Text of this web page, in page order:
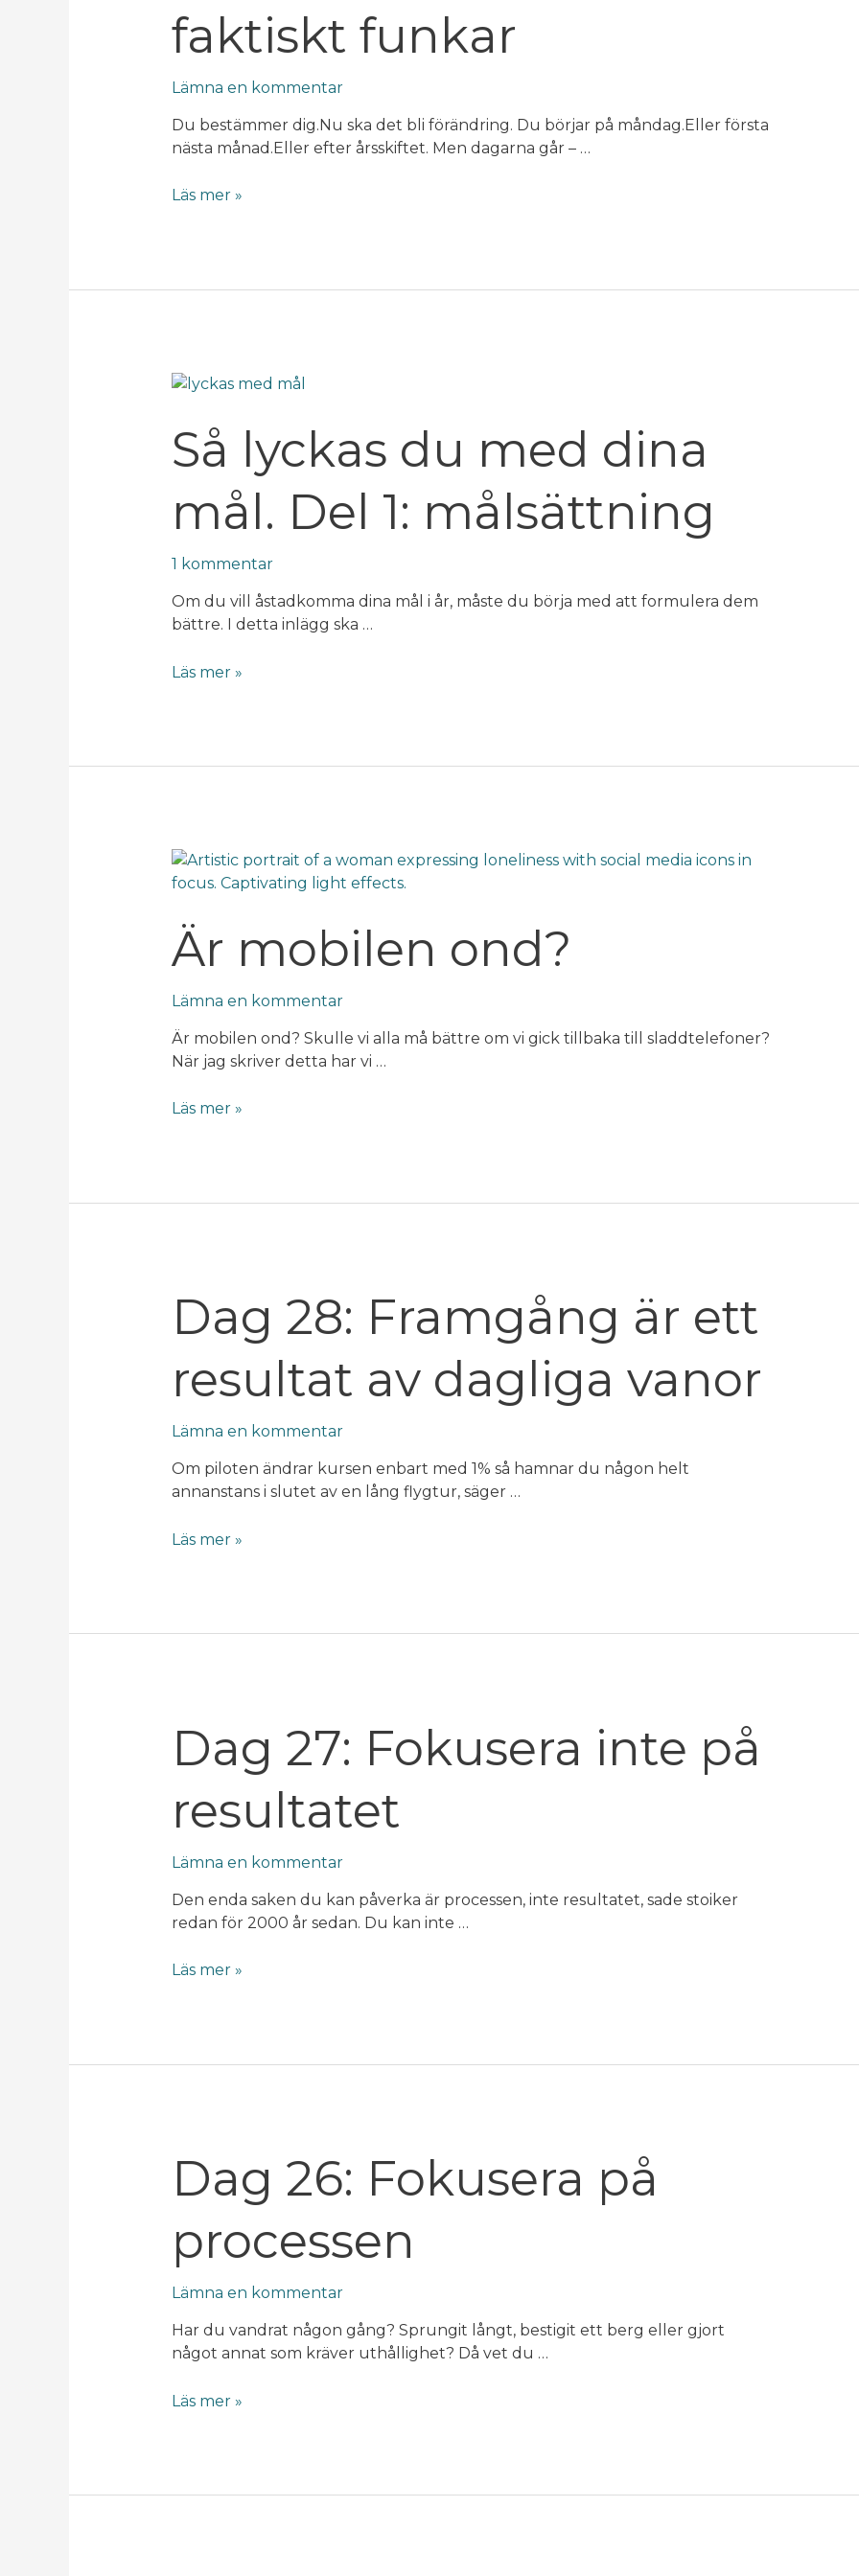
faktiskt funkar
Lämna en kommentar
Du bestämmer dig.Nu ska det bli förändring. Du börjar på måndag.Eller första
nästa månad.Eller efter årsskiftet. Men dagarna går – …
Läs mer »
Så lyckas du med dina
mål. Del 1: målsättning
1 kommentar
Om du vill åstadkomma dina mål i år, måste du börja med att formulera dem
bättre. I detta inlägg ska …
Så
du
med
målsättning
Läs mer »
Är mobilen ond?
Lämna en kommentar
Är mobilen ond? Skulle vi alla må bättre om vi gick tillbaka till sladdtelefoner?
När jag skriver detta har vi …
Är
mobilen
Läs mer »
Dag 28: Framgång är ett
resultat av dagliga vanor
Lämna en kommentar
Om piloten ändrar kursen enbart med 1% så hamnar du någon helt
annanstans i slutet av en lång flygtur, säger …
Dag
Framgång
ett
av
vanor
Läs mer »
Dag 27: Fokusera inte på
resultatet
Lämna en kommentar
Den enda saken du kan påverka är processen, inte resultatet, sade stoiker
redan för 2000 år sedan. Du kan inte …
på
Läs mer »
Dag 26: Fokusera på
processen
Lämna en kommentar
Har du vandrat någon gång? Sprungit långt, bestigit ett berg eller gjort
något annat som kräver uthållighet? Då vet du …
Dag
processen
Läs mer »